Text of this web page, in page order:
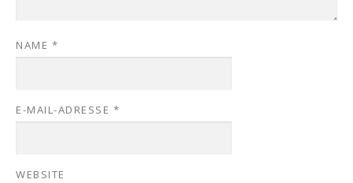
NAME *
E-MAIL-ADRESSE *
WEBSITE